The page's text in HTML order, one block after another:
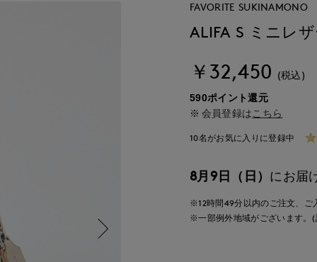
FAVORITE SUKINAMONO
ALIFA S ミニレ
￥32,450 (税込)
590ポイント還元
会員登録は こちら
10名がお気に入りに登録中
8月9日（日） にお届
※12時間49分以内のご注文、ご
※一部例外地域がございます。(